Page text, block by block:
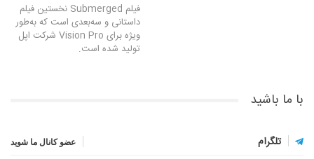
فیلم Submerged نخستین فیلم
داستانی و سه‌بعدی است که به‌طور
ویژه برای Vision Pro شرکت اپل
تولید شده است.
با ما باشید
تلگرام عضو کانال ما شوید